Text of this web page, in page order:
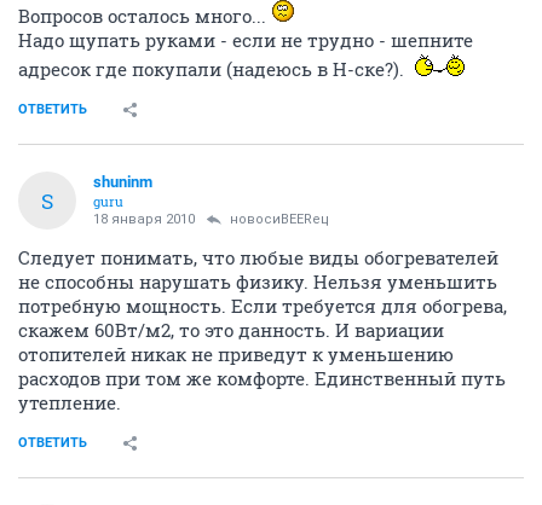
Вопросов осталось много...
Надо щупать руками - если не трудно - шепните
адресок где покупали (надеюсь в Н-ске?).
ОТВЕТИТЬ
S
shuninm
guru
18 января 2010 новосиBEERец
Следует понимать, что любые виды обогревателей
не способны нарушать физику. Нельзя уменьшить
потребную мощность. Если требуется для обогрева,
скажем 60Вт/м2, то это данность. И вариации
отопителей никак не приведут к уменьшению
расходов при том же комфорте. Единственный путь
утепление.
ОТВЕТИТЬ